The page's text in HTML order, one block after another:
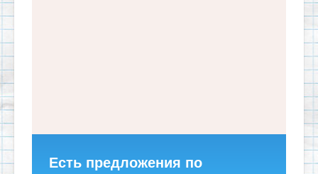
Есть предложения по